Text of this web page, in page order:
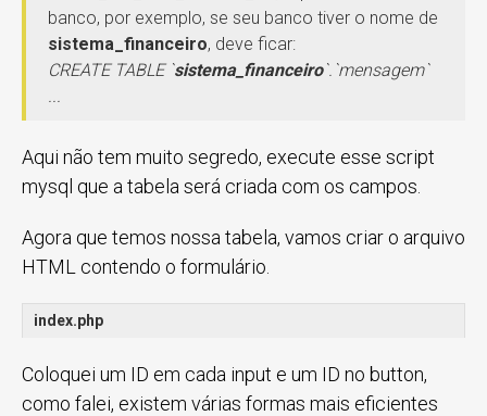
banco, por exemplo, se seu banco tiver o nome de
sistema_financeiro, deve ficar:
CREATE TABLE `sistema_financeiro`.`mensagem`
...
Aqui não tem muito segredo, execute esse script
mysql que a tabela será criada com os campos.
Agora que temos nossa tabela, vamos criar o arquivo
HTML contendo o formulário.
index.php
Coloquei um ID em cada input e um ID no button,
como falei, existem várias formas mais eficientes